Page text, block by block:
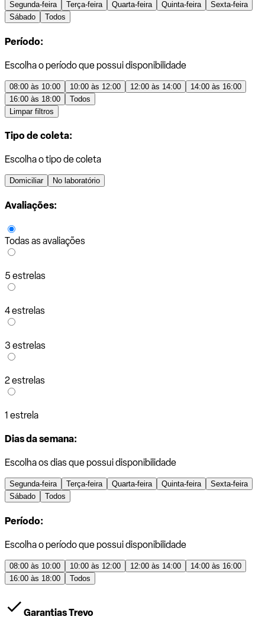
Segunda-feira Terça-feira Quarta-feira Quinta-feira
Sexta-feira
Sábado
Todos
Período:
Escolha o período que possui disponibilidade
08:00 às 10:00 10:00 às 12:00 12:00 às 14:00
14:00 às 16:00
16:00 às 18:00
Todos
Limpar filtros
Tipo de coleta:
Escolha o tipo de coleta
Domiciliar No laboratório
Avaliações:
Todas as avaliações
5 estrelas
4 estrelas
3 estrelas
2 estrelas
1 estrela
Dias da semana:
Escolha os dias que possui disponibilidade
Segunda-feira Terça-feira Quarta-feira Quinta-feira
Sexta-feira
Sábado
Todos
Período:
Escolha o período que possui disponibilidade
08:00 às 10:00 10:00 às 12:00 12:00 às 14:00
14:00 às 16:00
16:00 às 18:00
Todos
Garantias Trevo